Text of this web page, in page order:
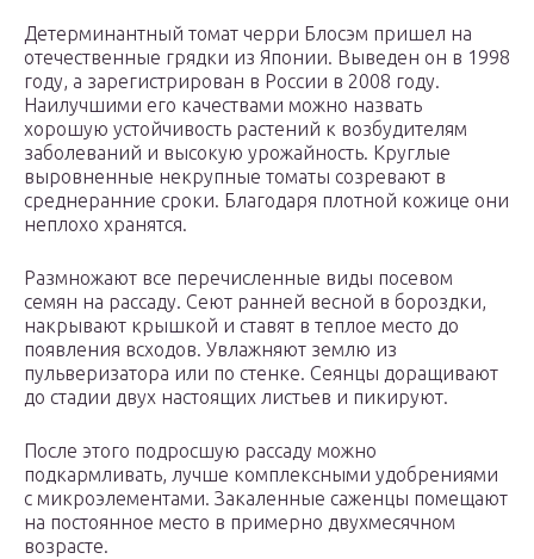
Детерминантный томат черри Блосэм пришел на
отечественные грядки из Японии. Выведен он в 1998
году, а зарегистрирован в России в 2008 году.
Наилучшими его качествами можно назвать
хорошую устойчивость растений к возбудителям
заболеваний и высокую урожайность. Круглые
выровненные некрупные томаты созревают в
среднеранние сроки. Благодаря плотной кожице они
неплохо хранятся.
Размножают все перечисленные виды посевом
семян на рассаду. Сеют ранней весной в бороздки,
накрывают крышкой и ставят в теплое место до
появления всходов. Увлажняют землю из
пульверизатора или по стенке. Сеянцы доращивают
до стадии двух настоящих листьев и пикируют.
После этого подросшую рассаду можно
подкармливать, лучше комплексными удобрениями
с микроэлементами. Закаленные саженцы помещают
на постоянное место в примерно двухмесячном
возрасте.